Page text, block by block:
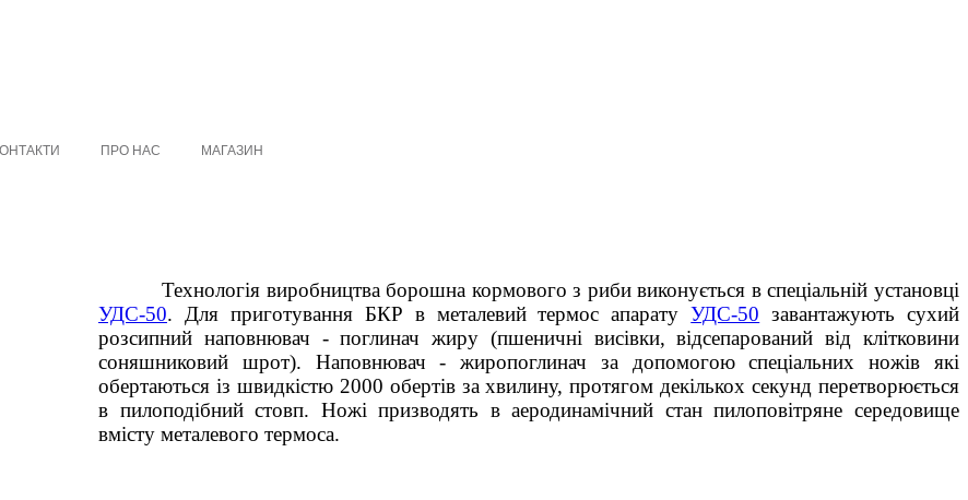
ПРО НАС МАГАЗИН
кормового з риби виконується в спеціальній установці
УДС-50. Для приготування БКР в металевий термос апаратуУДС-50 завантажують сухий
розсипний наповнювач - поглинач жиру (пшеничні висівки, відсепарований від клітковини
соняшниковий шрот). Наповнювач - жиропоглинач за допомогою спеціальних ножів які
обертаються із швидкістю 2000 обертів за хвилину, протягом декількох секунд перетворюється
в пилоподібний стовп. Ножі призводять в аеродинамічний стан пилоповітряне середовище
вмісту металевого термоса.